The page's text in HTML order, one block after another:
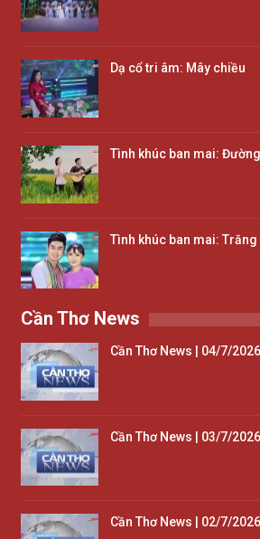
Dạ cổ tri âm: Mây chiều
Tình khúc ban mai:
Tình khúc ban mai: Trăng
Cần Thơ News
Cần Thơ News | 04/7/2026
Cần Thơ News | 03/7/2026
Cần Thơ News | 02/7/2026